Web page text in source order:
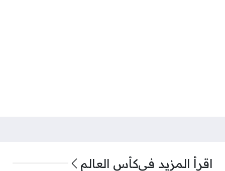
اقرأ المزيد فيكأس العالم